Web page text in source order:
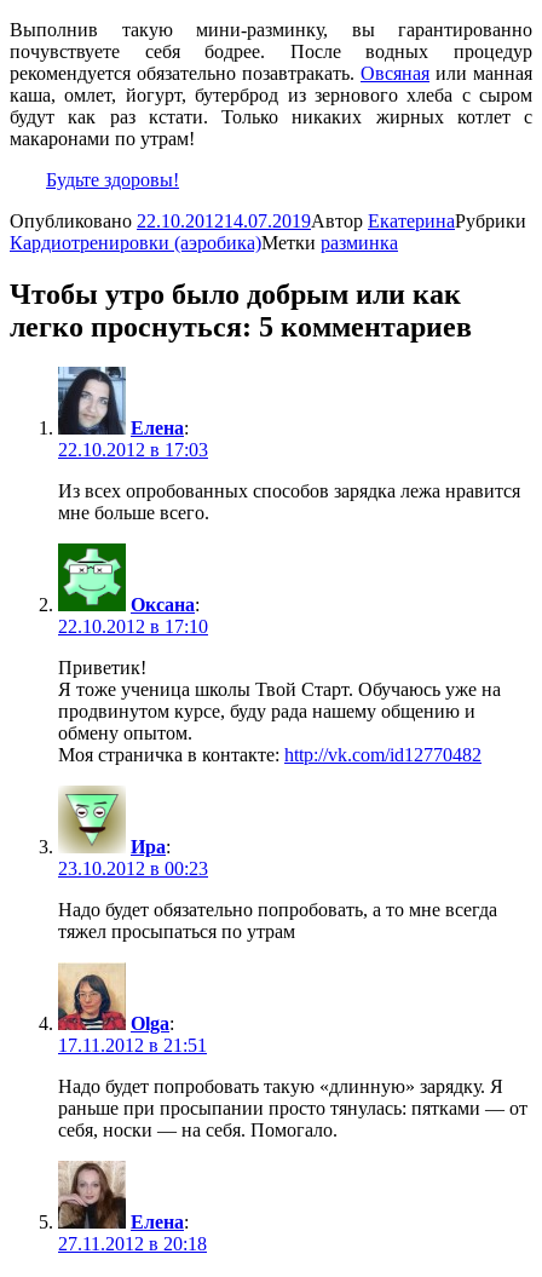
Выполнив такую мини-разминку, вы гарантированно
почувствуете себя бодрее. После водных процедур
рекомендуется обязательно позавтракать. Овсяная или манная
каша, омлет, йогурт, бутерброд из зернового хлеба с сыром
будут как раз кстати. Только никаких жирных котлет с
макаронами по утрам!
Будьте здоровы!
Опубликовано 22.10.201214.07.2019Автор ЕкатеринаРубрики
Кардиотренировки (аэробика)Метки разминка
Чтобы утро было добрым или как
легко проснуться: 5 комментариев
Елена:
22.10.2012 в 17:03
Из всех опробованных способов зарядка лежа нравится
мне больше всего.
Оксана:
22.10.2012 в 17:10
Приветик!
Я тоже ученица школы Твой Старт. Обучаюсь уже на
продвинутом курсе, буду рада нашему общению и
обмену опытом.
Моя страничка в контакте: http://vk.com/id12770482
Ира:
23.10.2012 в 00:23
Надо будет обязательно попробовать, а то мне всегда
тяжел просыпаться по утрам
Olga:
17.11.2012 в 21:51
Надо будет попробовать такую «длинную» зарядку. Я
раньше при просыпании просто тянулась: пятками — от
себя, носки — на себя. Помогало.
Елена:
27.11.2012 в 20:18